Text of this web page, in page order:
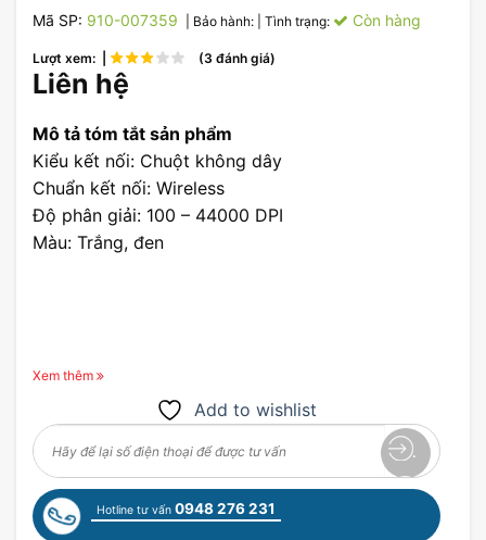
Mã SP: 910-007359 | Bảo hành: | Tình trạng: Còn hàng
Lượt xem: | (3 đánh giá)
Liên hệ
Mô tả tóm tắt sản phẩm
Kiểu kết nối: Chuột không dây
Chuẩn kết nối: Wireless
Độ phân giải: 100 – 44000 DPI
Màu: Trắng, đen
Xem thêm
Add to wishlist
Hotline tư vấn 0948 276 231